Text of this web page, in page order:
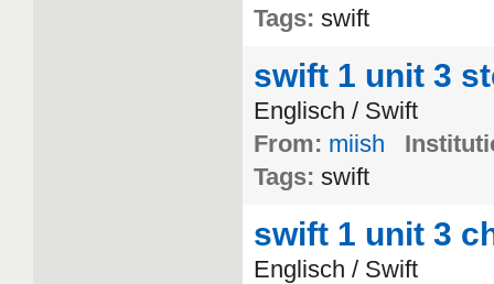
Tags: swift
swift 1 unit 3
Englisch / Swift
From: miish
Tags: swift
swift 1 unit 3
Englisch / Swift